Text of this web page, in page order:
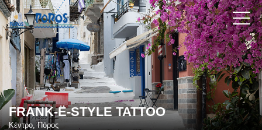
FRANK-Ë-STYLE TATTOO
Κέντρο, Πόρος